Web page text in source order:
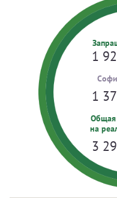
1
1
Общая
на
3